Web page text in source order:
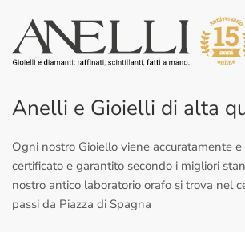
Anelli e Gioielli di alta
Ogni nostro Gioiello viene accuratamente
certificato e garantito secondo i migliori
nostro antico laboratorio orafo si trova nel
passi da Piazza di Spagna